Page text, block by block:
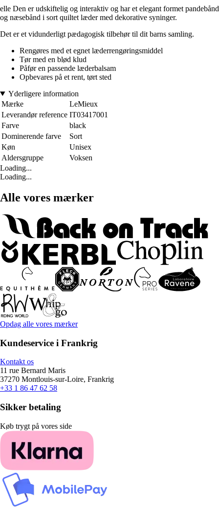
elle Den er udskiftelig og interaktiv og har et elegant formet pandebånd
og næsebånd i sort quiltet læder med dekorative syninger.
Det er et vidunderligt pædagogisk tilbehør til dit barns samling.
Rengøres med et egnet læderrengøringsmiddel
Tør med en blød klud
Påfør en passende læderbalsam
Opbevares på et rent, tørt sted
Yderligere information
Mærke
LeMieux
Leverandør reference IT03417001
Farve
black
Dominerende farve
Sort
Køn
Unisex
Aldersgruppe
Voksen
Loading...
Loading...
Alle vores mærker
Opdag alle vores mærker
Kundeservice i Frankrig
Kontakt os
11 rue Bernard Maris
37270 Montlouis-sur-Loire, Frankrig
+33 1 86 47 62 58
Sikker betaling
Køb trygt på vores side